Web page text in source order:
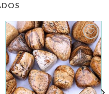
Añadir
a la
lista de
deseos